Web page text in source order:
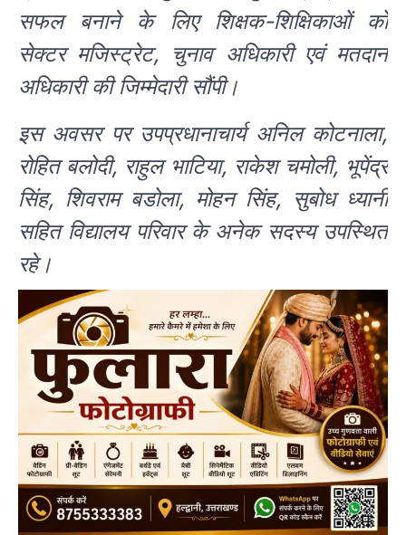
सफल बनाने के लिए शिक्षक-शिक्षिकाओं को
सेक्टर मजिस्ट्रेट, चुनाव अधिकारी एवं मतदान
अधिकारी की जिम्मेदारी सौंपी।
इस अवसर पर उपप्रधानाचार्य अनिल कोटनाला,
रोहित बलोदी, राहुल भाटिया, राकेश चमोली, भूपेंद्र
सिंह, शिवराम बडोला, मोहन सिंह, सुबोध ध्यानी
सहित विद्यालय परिवार के अनेक सदस्य उपस्थित
रहे।